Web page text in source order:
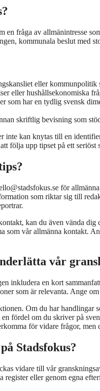
en fråga av allmänintresse
kommunala beslut med
eller kommunpolitik
eller hushållsekonomiska
som har en tydlig svensk
skriftlig bevisning som
inte kan knytas till en
följa upp tipset på ett seriöst
för
som riktar sig till
kan du även vända
som vår allmänna kontakt.
vår
inkludera en kort
som är relevanta. Ange
Om du har handlingar
fördel om du skriver på
för vidare frågor, men
Stadsfokus?
vidare till vår
eller genom egna